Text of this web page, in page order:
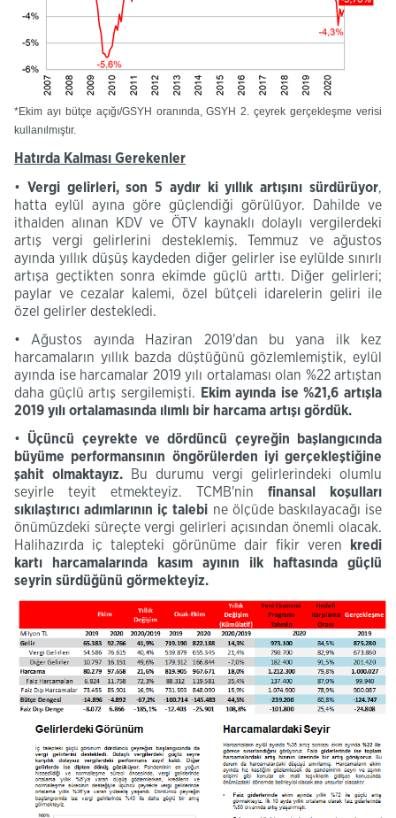
*Ekim ayı bütçe açığı/GSYH oranında, GSYH 2. çeyrek gerçekleşme verisi
kullanılmıştır. ​
Hatırda Kalması Gerekenler
• Vergi gelirleri, son 5 aydır ki yıllık artışını sürdürüyor,
hatta eylül ayına göre güçlendiği görülüyor. Dahilde ve
ithalden alınan KDV ve ÖTV kaynaklı dolaylı vergilerdeki
artış vergi gelirlerini desteklemiş. Temmuz ve ağustos
ayında yıllık düşüş kaydeden diğer gelirler ise eylülde sınırlı
artışa geçtikten sonra ekimde güçlü arttı. Diğer gelirleri;
paylar ve cezalar kalemi, özel bütçeli idarelerin geliri ile
özel gelirler destekledi.
• Ağustos ayında
Haziran 2019'dan bu yana ilk kez
harcamaların yıllık bazda düştüğünü gözlemlemiştik, eylül
ayında ise harcamalar 2019 yılı ortalaması olan %22 artıştan
daha güçlü artış sergilemişti.
Ekim ayında ise %21,6 artışla
2019 yılı ortalamasında ılımlı bir harcama artışı gördük.
• Üçüncü çeyrekte ve dördüncü çeyreğin başlangıcında
büyüme performansının öngörülerden iyi gerçekleştiğine
şahit olmaktayız.
Bu durumu vergi gelirlerindeki olumlu
seyirle teyit etmekteyiz. TCMB'nin finansal koşulları
sıkılaştırıcıadımlarının içtalebi ne ölçüde baskılayacağı ise
önümüzdeki süreçte vergi gelirleri açısından önemli olacak.
Halihazırda iç talepteki görünüme dair fikir veren
kredi
kartı harcamalarında kasım ayının ilk haftasında güçlü
seyrin sürdüğünü görmekteyiz.